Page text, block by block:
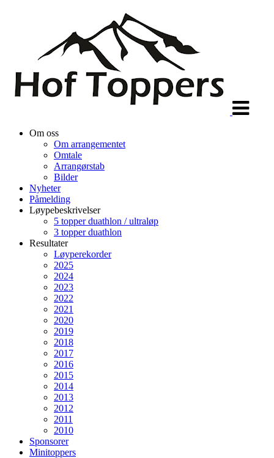
Om oss
Om arrangementet
Omtale
Arrangørstab
Bilder
Nyheter
Påmelding
Løypebeskrivelser
5 topper duathlon / ultraløp
3 topper duathlon
Resultater
Løyperekorder
2025
2024
2023
2022
2021
2020
2019
2018
2017
2016
2015
2014
2013
2012
2011
2010
Sponsorer
Minitoppers